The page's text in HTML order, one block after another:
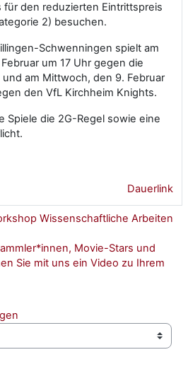
für den reduzierten Eintrittspreis
2) besuchen.
Schwenningen spielt am
um 17 Uhr gegen die
am Mittwoch, den 9. Februar
den VfL Kirchheim Knights.
Spiele die 2G-Regel sowie eine
Dauerlink
Wissenschaftliche Arbeiten
Movie-Stars und
Sie mit uns ein Video zu Ihrem